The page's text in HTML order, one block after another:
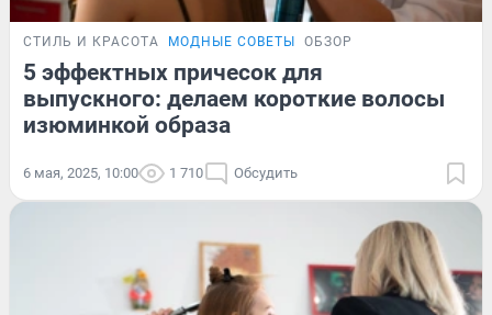
СТИЛЬ И КРАСОТА МОДНЫЕ СОВЕТЫ ОБЗОР
5 эффектных причесок для
выпускного: делаем короткие волосы
изюминкой образа
6 мая, 2025, 10:00 1 710 Обсудить